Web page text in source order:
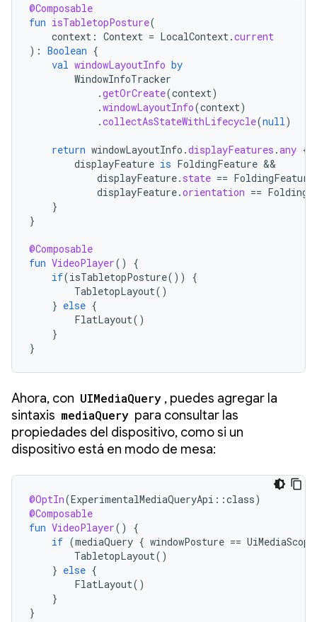
@Composable
fun isTabletopPosture(
context : Context = LocalContext .current
): Boolean {
val windowLayoutInfo by
WindowInfoTracker
.getOrCreate(context)
.windowLayoutInfo(context)
.collectAsStateWithLifecycle(null )
return windowLayoutInfo .displayFeatures .any {
displayFeature is FoldingFeature
displayFeature. state == FoldingFeature
displayFeature.orientation ==
}
}
@Composable
fun VideoPlayer()
{
if(isTabletopPosture())
{
TabletopLayout()
} else {
FlatLayout()
}
}
Ahora, con UIMediaQuery , puedes agregar la
sintaxis mediaQuery para consultar las
propiedades del dispositivo, como si un
dispositivo está en modo de mesa:
@OptIn(ExperimentalMediaQueryApi ::class)
@Composable
fun VideoPlayer()
{
if (mediaQuery { windowPosture == UiMediaScope
TabletopLayout()
} else {
FlatLayout()
}
}